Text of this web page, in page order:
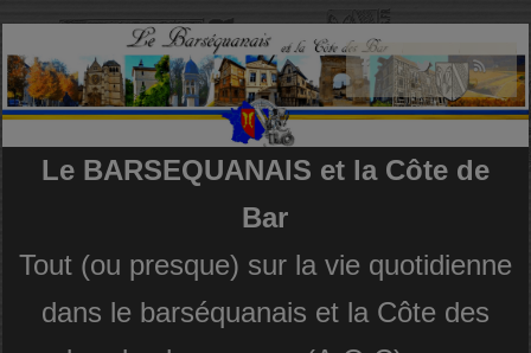
Le BARSEQUANAIS et la Côte de
Bar
Tout (ou presque) sur la vie quotidienne
dans le barséquanais et la Côte des